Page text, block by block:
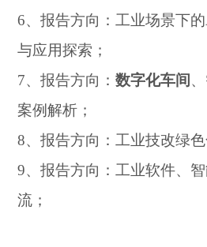
6、报告方向：工业场景下的
与应用探索；
7、报告方向：数字化车间
案例解析；
8、报告方向：工业技改绿
9、报告方向：工业软件、
流；